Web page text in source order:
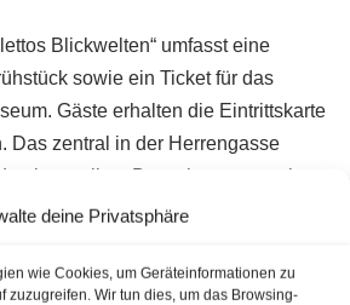
deine Privatsphäre
wie Cookies, um Geräteinformationen zu
zuzugreifen. Wir tun dies, um das Browsing-
Blickwelten“ umfasst eine
sowie ein Ticket für das
Gäste erhalten die Eintrittskarte
Das zentral in der Herrengasse
vor allem Besucher ansprechen,
Wien mit einem Museumsbesuch